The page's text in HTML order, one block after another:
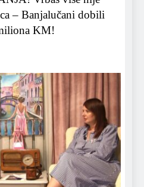
– Banjalučani dobili
KM!